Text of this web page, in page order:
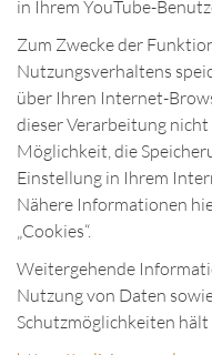
in Ihrem YouTube-
Zum Zwecke der
Nutzungsverhaltens
über Ihren Internet-
dieser Verarbeitung
Möglichkeit, die
Einstellung in Ihrem
Nähere Informationen
„Cookies“.
Weitergehende
Nutzung von Daten
Schutzmöglichkeiten